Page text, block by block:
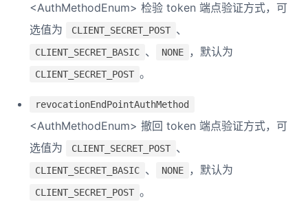
<AuthMethodEnum> 检验 token 端点验证方式，可
选值为
CLIENT_SECRET_POST 、
CLIENT_SECRET_BASIC 、 NONE ，默认为
CLIENT_SECRET_POST 。
revocationEndPointAuthMethod
<AuthMethodEnum> 撤回 token 端点验证方式，可
选值为
CLIENT_SECRET_POST 、
CLIENT_SECRET_BASIC 、 NONE ，默认为
CLIENT_SECRET_POST 。